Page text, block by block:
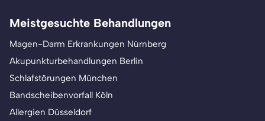
Meistgesuchte Behandlungen
Magen-Darm Erkrankungen Nürnberg
Akupunkturbehandlungen Berlin
Schlafstörungen München
Bandscheibenvorfall Köln
Allergien Düsseldorf